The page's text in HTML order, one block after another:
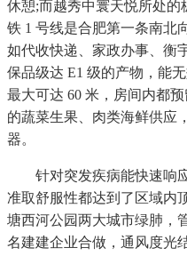
休憩;而越秀中寰天悦所处的
铁 1 号线是合肥第一条南北
如代收快递、家政办事、衡
保品级达 E1 级的产物，能
最大可达 60 米，房间内都
的蔬菜生果、肉类海鲜供应
器。
针对突发疾病能快速响应
准取舒服性都达到了区域内
塘西河公园两大城市绿肺，
名建建企业合做，通风度光